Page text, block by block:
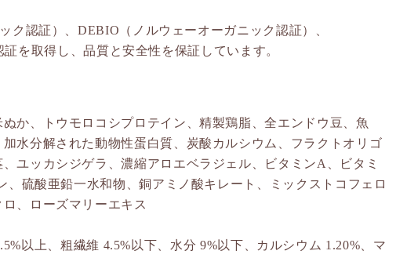
ク認証）、DEBIO（ノルウェーオーガニック認証）、
を取得し、品質と安全性を保証しています。
か、トウモロコシプロテイン、精製鶏脂、全エンドウ豆、魚
水分解された動物性蛋白質、炭酸カルシウム、フラクトオリゴ
ユッカシジゲラ、濃縮アロエベラジェル、ビタミンA、ビタミ
、硫酸亜鉛一水和物、銅アミノ酸キレート、ミックストコフェロ
、ローズマリーエキス
以上、粗繊維 4.5%以下、水分 9%以下、カルシウム 1.20%、マ